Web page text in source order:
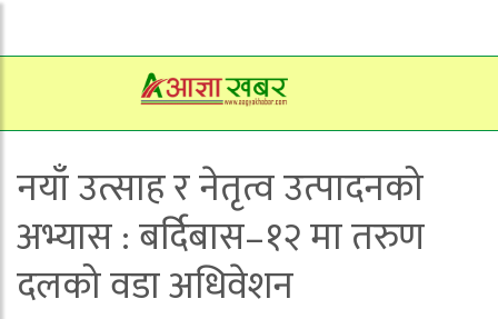
नयाँ उत्साह र नेतृत्व उत्पादनको
अभ्यास : बर्दिबास–१२ मा तरुण
दलको वडा अधिवेशन